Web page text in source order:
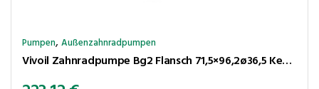
Pumpen,Außenzahnradpumpen
Vivoil Zahnradpumpe Bg2 Flansch 71,5×96,2ø36,5 Kegel 1:8 6,0cm³/U 250bar rechtsl. Anschlüsse LK30-LK30